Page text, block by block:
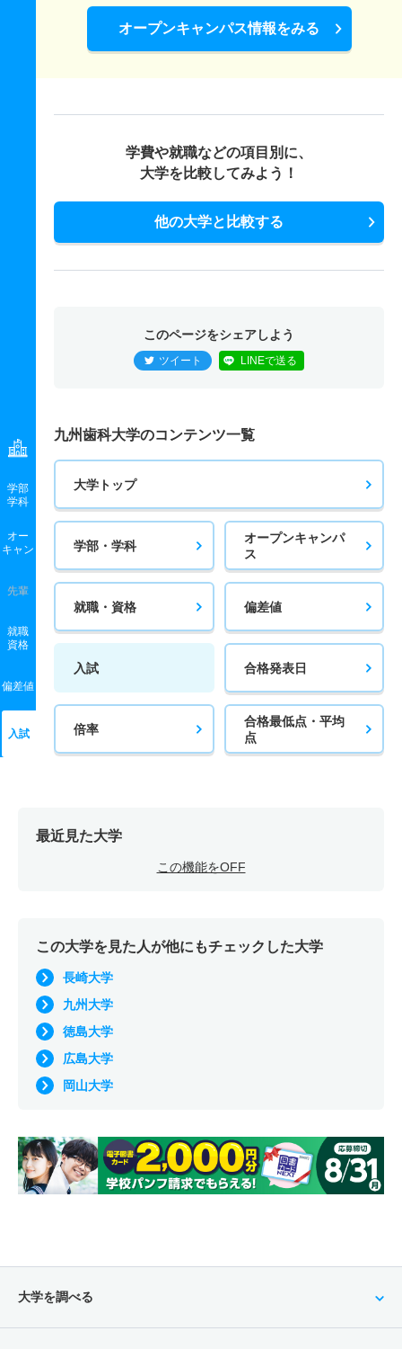
学部
学科
オー
キャン
先輩
就職
資格
偏差値
入試
オープンキャンパス情報をみる
学費や就職などの項目別に、
大学を比較してみよう！
他の大学と比較する
このページをシェアしよう
ツイート LINEで送る
九州歯科大学のコンテンツ一覧
大学トップ
学部・学科
オープンキャンパ
ス
就職・資格 偏差値
入試 合格発表日
倍率
合格最低点・平均
点
最近見た大学
この機能をOFF
この大学を見た人が他にもチェックした大学
長崎大学
九州大学
徳島大学
広島大学
岡山大学
大学を調べる